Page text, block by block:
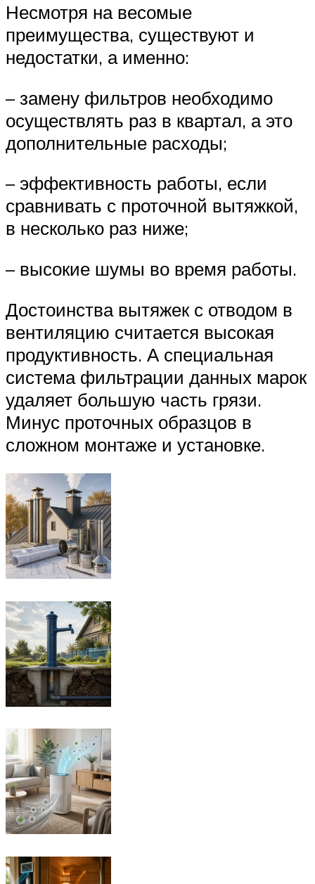
Несмотря на весомые
преимущества, существуют и
недостатки, а именно:
– замену фильтров необходимо
осуществлять раз в квартал, а это
дополнительные расходы;
– эффективность работы, если
сравнивать с проточной вытяжкой,
в несколько раз ниже;
– высокие шумы во время работы.
Достоинства вытяжек с отводом в
вентиляцию считается высокая
продуктивность. А специальная
система фильтрации данных марок
удаляет большую часть грязи.
Минус проточных образцов в
сложном монтаже и установке.